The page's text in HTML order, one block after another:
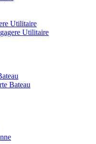
Utilitaire
Utilitaire
Bateau